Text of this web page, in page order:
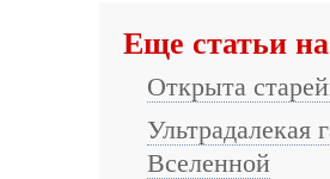
Еще статьи
Открыта
Ультрадалекая
Вселенной